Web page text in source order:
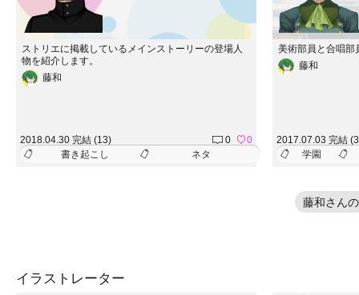
ストリエに掲載しているメインストーリーの登場人
物を紹介します。
藤和
2018.04.30 完結 (13) 0
0
書き起こし
ネタ
美術部員と合唱部
藤和
2017.07.03 完結
学園
藤和さん
イラストレーター